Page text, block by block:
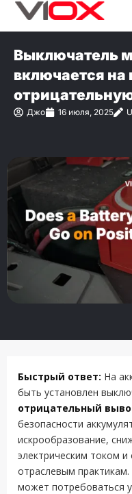
Перейти
Выключатель
включается
Джо 16 июля, 2025
Быстрый ответ: На
быть установлен
отрицательный
безопасности
искрообразование,
электрическим током
отраслевым
может потребоваться